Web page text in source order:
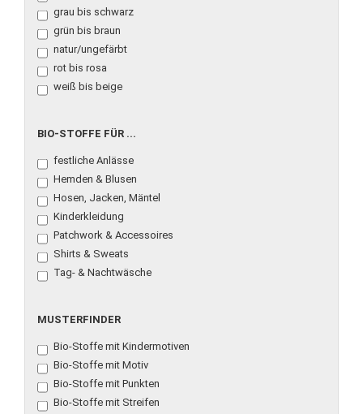
grau bis schwarz
grün bis braun
natur/ungefärbt
rot bis rosa
weiß bis beige
BIO-
FÜR
...
BIO-STOFFE FÜR ...
festliche Anlässe
Hemden & Blusen
Hosen, Jacken, Mäntel
Kinderkleidung
Patchwork & Accessoires
Shirts & Sweats
Tag- & Nachtwäsche
MUSTERFINDER
MUSTERFINDER
Bio-Stoffe mit Kindermotiven
Bio-Stoffe mit Motiv
Bio-Stoffe mit Punkten
Bio-Stoffe mit Streifen